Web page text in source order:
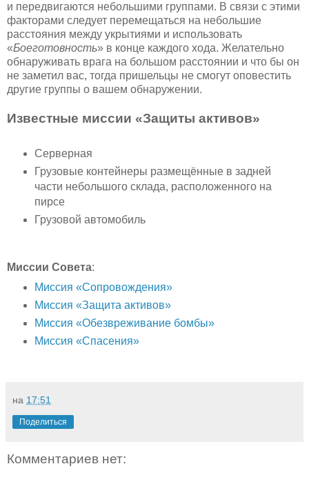
и передвигаются небольшими группами. В связи с этими
факторами следует перемещаться на небольшие
расстояния между укрытиями и использовать
«Боеготовность» в конце каждого хода. Желательно
обнаруживать врага на большом расстоянии и что бы он
не заметил вас, тогда пришельцы не смогут оповестить
другие группы о вашем обнаружении.
Известные миссии «Защиты активов»
Серверная
Грузовые контейнеры размещённые в задней
части небольшого склада, расположенного на
пирсе
Грузовой автомобиль
Миссии Cовета:
Миссия «Сопровождения»
Миссия «Защита активов»
Миссия «Обезвреживание бомбы»
Миссия «Спасения»
на 17:51
Поделиться
Комментариев нет: